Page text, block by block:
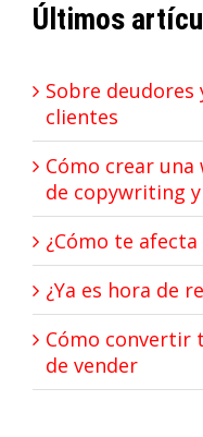
Últimos
Sobre
clientes
Cómo crear
de copywriting
¿Cómo te
¿Ya es hora de
Cómo convertir
de vender